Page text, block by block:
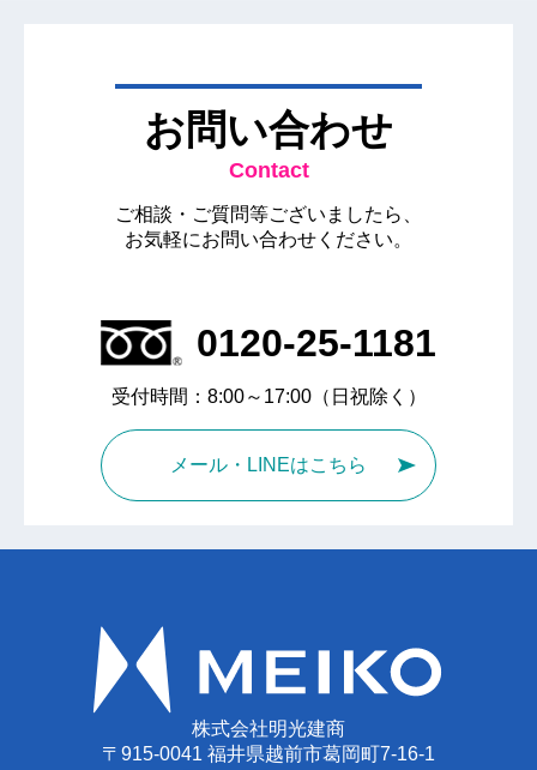
お問い合わせ
Contact
ご相談・ご質問等ございましたら、
お気軽にお問い合わせください。
0120-25-1181
受付時間：8:00～17:00（日祝除く）
メール・LINEはこちら
株式会社明光建商
〒915-0041 福井県越前市葛岡町7-16-1